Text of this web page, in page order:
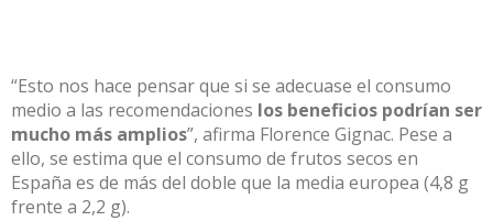
“Esto nos hace pensar que si se adecuase el consumo
medio a las recomendaciones los beneficios podrían ser
mucho más amplios”, afirma Florence Gignac. Pese a
ello, se estima que el consumo de frutos secos en
España es de más del doble que la media europea (4,8 g
frente a 2,2 g).